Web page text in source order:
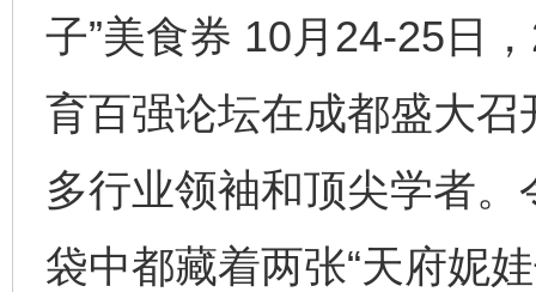
子”美食券 10月24-25日
育百强论坛在成都盛大
多行业领袖和顶尖学者
袋中都藏着两张“天府妮